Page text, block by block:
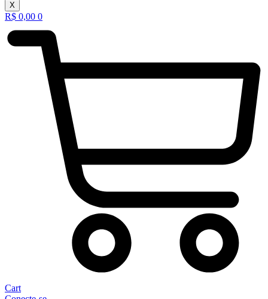
X
R$ 0,00 0
Cart